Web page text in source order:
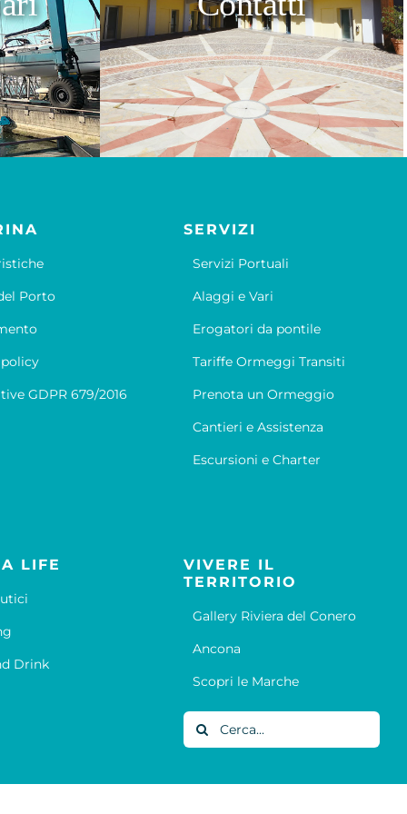
Porto
GDPR 679/2016
SERVIZI
Servizi Portuali
Alaggi e Vari
Erogatori da pontile
Tariffe Ormeggi Transiti
Prenota un Ormeggio
Cantieri e Assistenza
Escursioni e Charter
LIFE
Drink
VIVERE IL
TERRITORIO
Gallery Riviera del Conero
Ancona
Scopri le Marche
Cerca
per: